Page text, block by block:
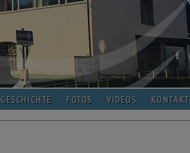
GESCHICHTE FOTOS VIDEOS KONTAKT